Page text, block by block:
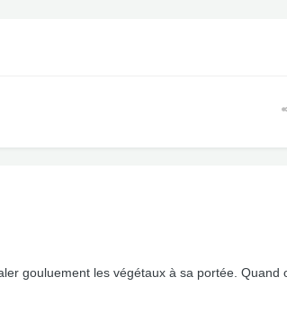
gouluement les végétaux à sa portée. Quand